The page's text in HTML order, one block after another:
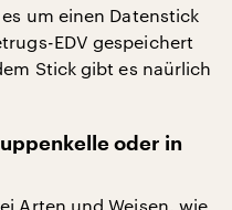
um einen Datenstick
EDV gespeichert
Stick gibt es naürlich
oder in
Arten und Weisen, wie